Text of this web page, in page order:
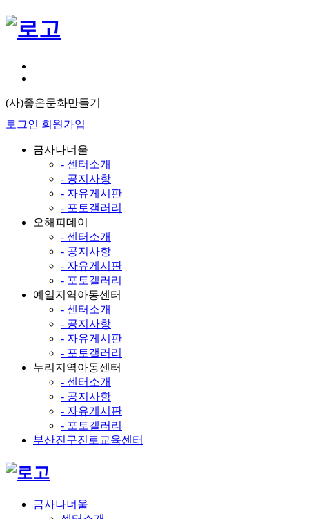
(사)좋은문화만들기
로그인 회원가입
금사나너울
- 센터소개
- 공지사항
- 자유게시판
- 포토갤러리
오해피데이
- 센터소개
- 공지사항
- 자유게시판
- 포토갤러리
예일지역아동센터
- 센터소개
- 공지사항
- 자유게시판
- 포토갤러리
누리지역아동센터
- 센터소개
- 공지사항
- 자유게시판
- 포토갤러리
부산진구진로교육센터
금사나너울